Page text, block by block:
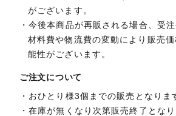
がございます。
今後本商品が再販される場合、受
材料費や物流費の変動により販売
能性がございます。
ご注文について
おひとり様3個までの販売となりま
在庫が無くなり次第販売終了となり